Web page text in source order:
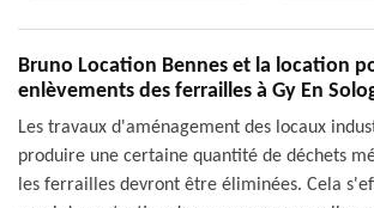
Bruno Location Bennes et la location
enlèvements des ferrailles à Gy En
Les travaux d'aménagement des locaux
produire une certaine quantité de déchets
les ferrailles devront être éliminées. Cela